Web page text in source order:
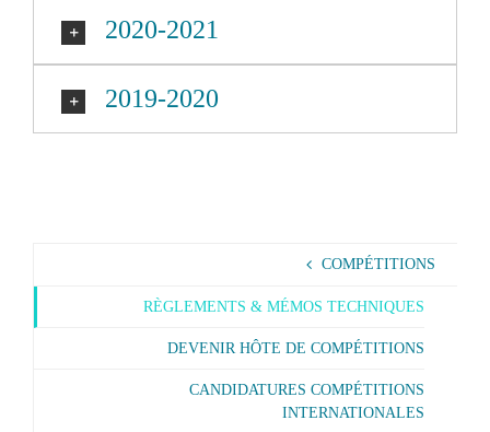
2020-2021
2019-2020
COMPÉTITIONS
RÈGLEMENTS & MÉMOS TECHNIQUES
DEVENIR HÔTE DE COMPÉTITIONS
CANDIDATURES COMPÉTITIONS
INTERNATIONALES